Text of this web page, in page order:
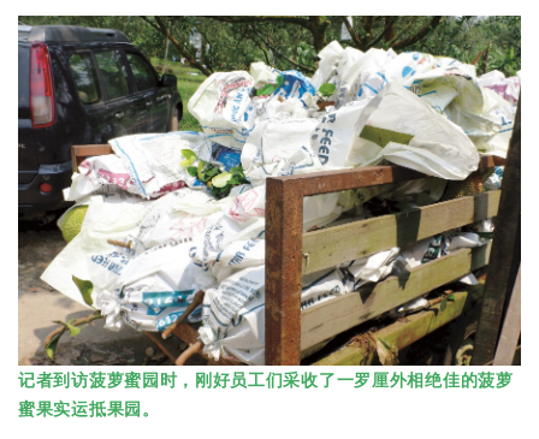
记者到访菠萝蜜园时，刚好员工们采收了一罗厘外相绝佳的菠萝
蜜果实运抵果园。